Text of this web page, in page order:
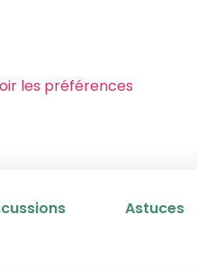
les préférences
Astuces